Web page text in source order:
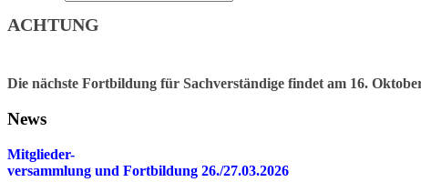
ACHTUNG
Die nächste Fortbildung für Sachverständige findet am 16.
News
Mitglieder-
versammlung und Fortbildung 26./27.03.2026